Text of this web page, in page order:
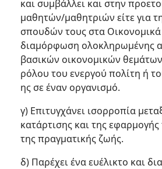
και συμβάλλει και στην
μαθητών/μαθητριών είτε για
σπουδών τους στα Οικονομικά
διαμόρφωση ολοκληρωμένης
βασικών οικονομικών
ρόλου του ενεργού πολίτη ή
ης σε έναν οργανισμό.
γ) Επιτυγχάνει ισορροπία
κατάρτισης και της
της πραγματικής ζωής.
δ) Παρέχει ένα ευέλικτο και